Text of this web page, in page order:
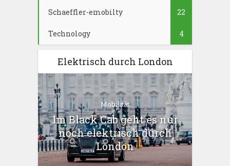
Schaeffler-emobilty 22
Technology 4
Elektrisch durch London
Mobilität
Im Black Cab geht es nur
noch elektrisch durch
London